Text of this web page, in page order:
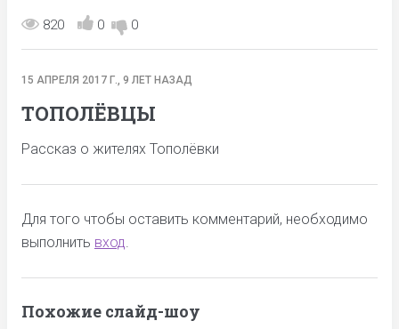
820 0 0
15 АПРЕЛЯ 2017 Г., 9 ЛЕТ НАЗАД
ТОПОЛЁВЦЫ
Рассказ о жителях Тополёвки
Для того чтобы оставить комментарий, необходимо
выполнить вход.
Похожие слайд-шоу